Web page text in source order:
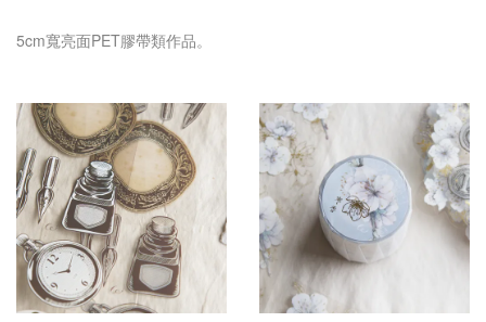
5cm寬亮面PET膠帶類作品。